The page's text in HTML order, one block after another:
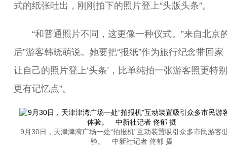
式的纸张吐出，刚刚拍下的照片登上“头版头条”。
“和普通照片不同，这更像一种仪式。”来自北京
后”游客韩晓萌说。她要把“报纸”作为旅行纪念带回家
让自己的照片登上‘头条’，比单纯拍一张游客照更特
更有记忆点”。
9月30日，天津津湾广场一处“拍报机”互动装置吸引众多市民游客
验。 中新社记者 佟郁 摄